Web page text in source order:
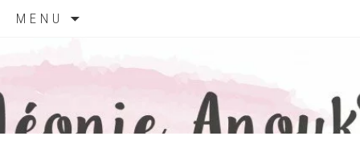
MENU
LEONIE
ANOUK